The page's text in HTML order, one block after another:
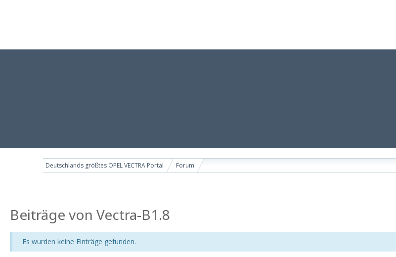
Deutschlands größtes OPEL VECTRA Portal Forum
Beiträge von Vectra-B1.8
Es wurden keine Einträge gefunden.